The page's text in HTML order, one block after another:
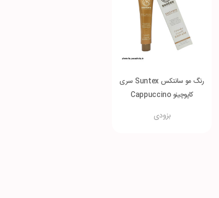
رنگ مو سانتکس Suntex سری
کاپوچینو Cappuccino
بزودی